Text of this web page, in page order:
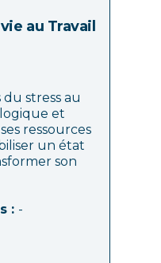
au Travail
stress au
et
ressources
un état
son
: -